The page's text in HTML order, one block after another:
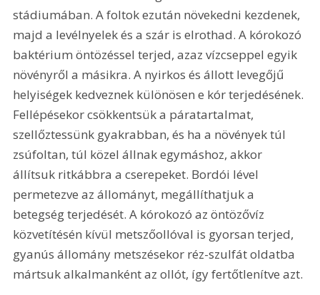
stádiumában. A foltok ezután növekedni kezdenek,
majd a levélnyelek és a szár is elrothad. A kórokozó
baktérium öntözéssel terjed, azaz vízcseppel egyik
növényről a másikra. A nyirkos és állott levegőjű
helyiségek kedveznek különösen e kór terjedésének.
Fellépésekor csökkentsük a páratartalmat,
szellőztessünk gyakrabban, és ha a növények túl
zsúfoltan, túl közel állnak egymáshoz, akkor
állítsuk ritkábbra a cserepeket. Bordói lével
permetezve az állományt, megállíthatjuk a
betegség terjedését. A kórokozó az öntözővíz
közvetítésén kívül metszőollóval is gyorsan terjed,
gyanús állomány metszésekor réz-szulfát oldatba
mártsuk alkalmanként az ollót, így fertőtlenítve azt.